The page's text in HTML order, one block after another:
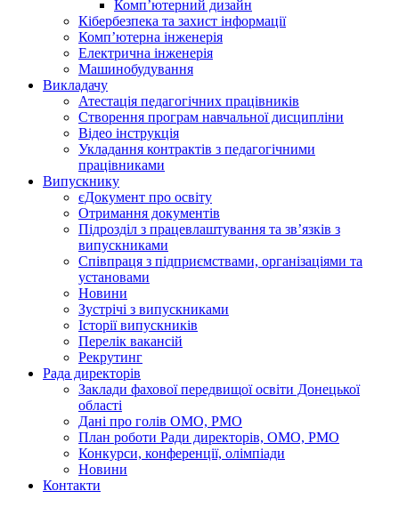
Комп’ютерний дизайн
Кібербезпека та захист інформації
Комп’ютерна інженерія
Електрична інженерія
Машинобудування
Викладачу
Атестація педагогічних працівників
Створення програм навчальної дисципліни
Відео інструкція
Укладання контрактів з педагогічними
працівниками
Випускнику
єДокумент про освіту
Отримання документів
Підрозділ з працевлаштування та зв’язків з
випускниками
Співпраця з підприємствами, організаціями та
установами
Новини
Зустрічі з випускниками
Історії випускників
Перелік вакансій
Рекрутинг
Рада директорів
Заклади фахової передвищої освіти Донецької
області
Дані про голів ОМО, РМО
План роботи Ради директорів, ОМО, РМО
Конкурси, конференції, олімпіади
Новини
Контакти